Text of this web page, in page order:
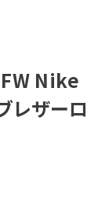
Nike
レザーロ